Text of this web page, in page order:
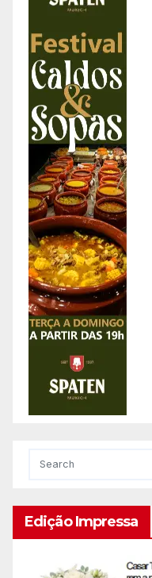
Edição Impressa